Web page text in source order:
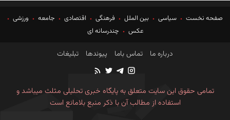
صفحه نخست سیاسی بین الملل فرهنگی اقتصادی جامعه
ورزشی
عکس
چندرسانه ای
درباره ما تماس باما پیوندها تبلیغات
تمامی حقوق این سایت متعلق به پایگاه خبری تحلیلی مثلث میباشد و
استفاده از مطالب آن با ذکر منبع بلامانع است